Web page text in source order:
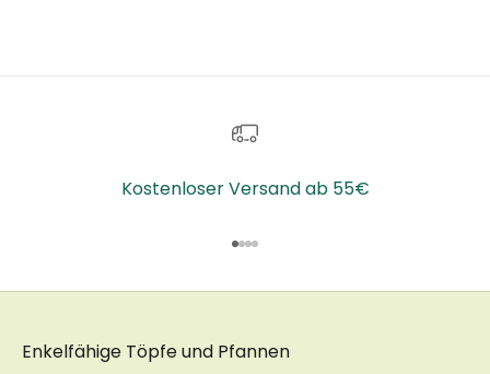
Kostenloser Versand ab 55€
Gehe zu Element 1
Gehe zu Element 2
Gehe zu Element 3
Gehe zu Element 4
Enkelfähige Töpfe und Pfannen